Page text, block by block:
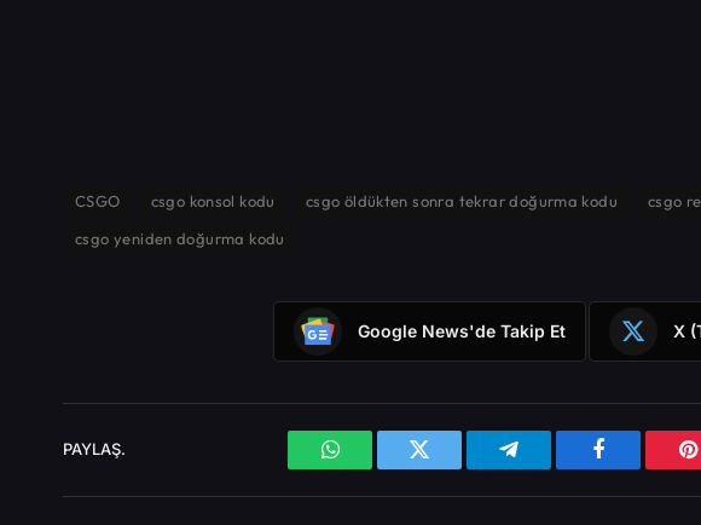
CSGO csgo konsol kodu csgo öldükten sonra tekrar doğurma kodu csgo
csgo yeniden doğurma kodu
Google News'de Takip Et X
PAYLAŞ.
WhatsAppX
Telegram Facebook